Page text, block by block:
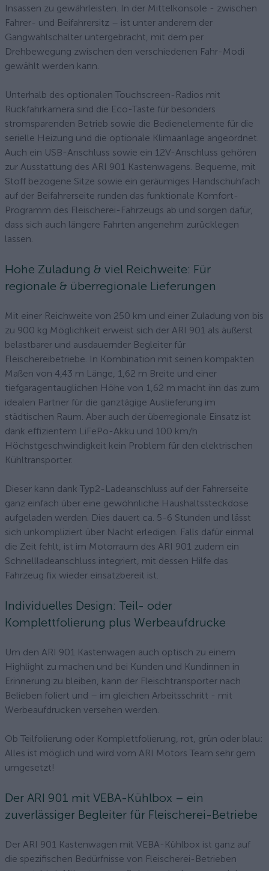
Insassen zu gewährleisten. In der Mittelkonsole - zwischen
Fahrer- und Beifahrersitz – ist unter anderem der
Gangwahlschalter untergebracht, mit dem per
Drehbewegung zwischen den verschiedenen Fahr-Modi
gewählt werden kann.
Unterhalb des optionalen Touchscreen-Radios mit
Rückfahrkamera sind die Eco-Taste für besonders
stromsparenden Betrieb sowie die Bedienelemente für die
serielle Heizung und die optionale Klimaanlage angeordnet.
Auch ein USB-Anschluss sowie ein 12V-Anschluss gehören
zur Ausstattung des ARI 901 Kastenwagens. Bequeme, mit
Stoff bezogene Sitze sowie ein geräumiges Handschuhfach
auf der Beifahrerseite runden das funktionale Komfort-
Programm des Fleischerei-Fahrzeugs ab und sorgen dafür,
dass sich auch längere Fahrten angenehm zurücklegen
lassen.
Hohe Zuladung & viel Reichweite: Für
regionale & überregionale Lieferungen
Mit einer Reichweite von 250 km und einer Zuladung von bis
zu 900 kg Möglichkeit erweist sich der ARI 901 als äußerst
belastbarer und ausdauernder Begleiter für
Fleischereibetriebe. In Kombination mit seinen kompakten
Maßen von 4,43 m Länge, 1,62 m Breite und einer
tiefgaragentauglichen Höhe von 1,62 m macht ihn das zum
idealen Partner für die ganztägige Auslieferung im
städtischen Raum. Aber auch der überregionale Einsatz ist
dank effizientem LiFePo-Akku und 100 km/h
Höchstgeschwindigkeit kein Problem für den elektrischen
Kühltransporter.
Dieser kann dank Typ2-Ladeanschluss auf der Fahrerseite
ganz einfach über eine gewöhnliche Haushaltssteckdose
aufgeladen werden. Dies dauert ca. 5-6 Stunden und lässt
sich unkompliziert über Nacht erledigen. Falls dafür einmal
die Zeit fehlt, ist im Motorraum des ARI 901 zudem ein
Schnellladeanschluss integriert, mit dessen Hilfe das
Fahrzeug fix wieder einsatzbereit ist.
Individuelles Design: Teil- oder
Komplettfolierung plus Werbeaufdrucke
Um den ARI 901 Kastenwagen auch optisch zu einem
Highlight zu machen und bei Kunden und Kundinnen in
Erinnerung zu bleiben, kann der Fleischtransporter nach
Belieben foliert und – im gleichen Arbeitsschritt - mit
Werbeaufdrucken versehen werden.
Ob Teilfolierung oder Komplettfolierung, rot, grün oder blau:
Alles ist möglich und wird vom ARI Motors Team sehr gern
umgesetzt!
Der ARI 901 mit VEBA-Kühlbox – ein
zuverlässiger Begleiter für Fleischerei-Betriebe
Der ARI 901 Kastenwagen mit VEBA-Kühlbox ist ganz auf
die spezifischen Bedürfnisse von Fleischerei-Betrieben